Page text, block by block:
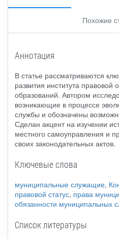
Похожие
Аннотация
В статье рассматриваются
развития института
образований. Автором
возникающие в процессе
службы и обозначены
Сделан акцент на изучении
местного самоуправления и
своих законодательных актов.
Ключевые слова
муниципальные служащие,
правовой статус, права
обязанности муниципальных
Список литературы